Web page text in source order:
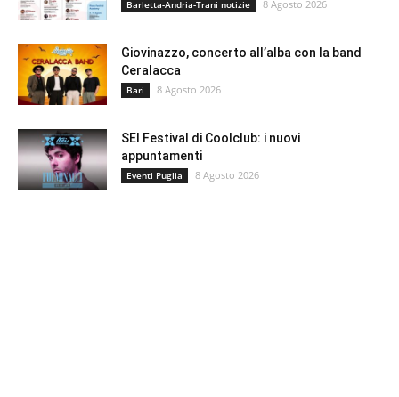
Barletta-Andria-Trani notizie 8 Agosto 2026
Giovinazzo, concerto all’alba con la band
Ceralacca
Bari 8 Agosto 2026
SEI Festival di Coolclub: i nuovi
appuntamenti
Eventi Puglia 8 Agosto 2026